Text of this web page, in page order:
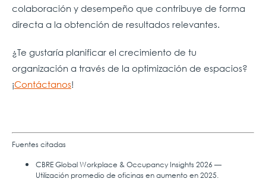
colaboración y desempeño que contribuye de forma
directa a la obtención de resultados relevantes.
¿Te gustaría planificar el crecimiento de tu
organización a través de la optimización de espacios?
¡Contáctanos!
Fuentes citadas
CBRE Global Workplace & Occupancy Insights 2026 —
Utilización promedio de oficinas en aumento en 2025.